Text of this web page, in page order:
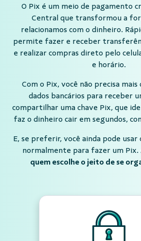
O Pix é um meio de pagamento
Central que transformou a
relacionamos com o dinheiro.
permite fazer e receber
e realizar compras direto pelo
e horário.
Com o Pix, você não precisa
dados bancários para receber
compartilhar uma chave Pix, que
faz o dinheiro cair em segundos,
E, se preferir, você ainda pode usar
normalmente para fazer um Pix.
quem escolhe o jeito de se